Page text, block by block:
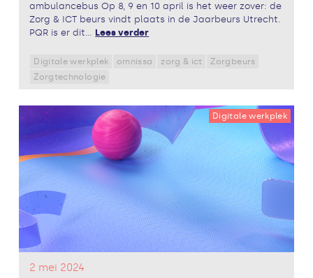
ambulancebus Op 8, 9 en 10 april is het weer zover: de
Zorg & ICT beurs vindt plaats in de Jaarbeurs Utrecht.
PQR is er dit... Lees verder
Digitale werkplek omnissa zorg & ict
Zorgbeurs
Zorgtechnologie
Digitale werkplek
2 mei 2024